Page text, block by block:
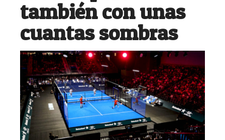
también con unas
cuantas sombras